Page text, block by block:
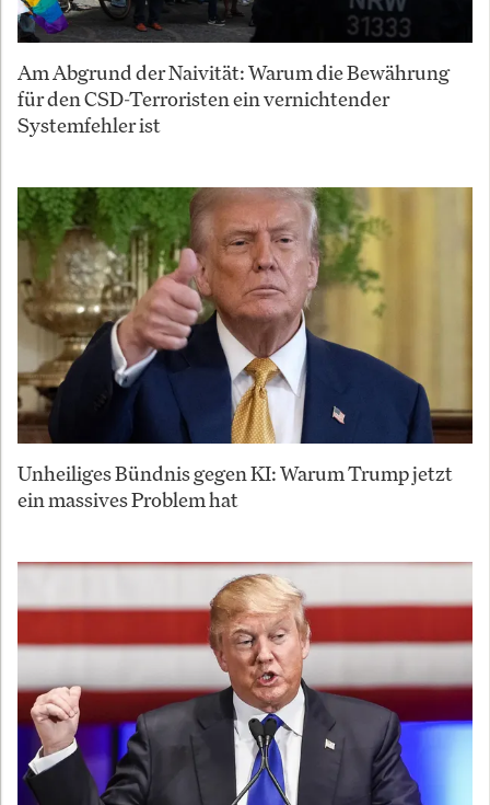
Am Abgrund der Naivität: Warum die Bewährung
für den CSD-Terroristen ein vernichtender
Systemfehler ist
Unheiliges Bündnis gegen KI: Warum Trump jetzt
ein massives Problem hat